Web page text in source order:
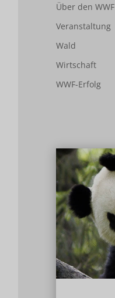
Über den WWF
Veranstaltung
Wald
Wirtschaft
WWF-Erfolg